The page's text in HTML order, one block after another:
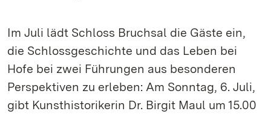
Im Juli lädt Schloss Bruchsal die Gäste ein,
die Schlossgeschichte und das Leben bei
Hofe bei zwei Führungen aus besonderen
Perspektiven zu erleben: Am Sonntag, 6. Juli,
gibt Kunsthistorikerin Dr. Birgit Maul um 15.00